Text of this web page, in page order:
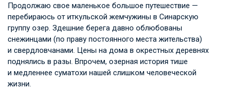
Продолжаю свое маленькое большое путешествие —
перебираюсь от иткульской жемчужины в Синарскую
группу озер. Здешние берега давно облюбованы
снежинцами (по праву постоянного места жительства)
и свердловчанами. Цены на дома в окрестных деревнях
поднялись в разы. Впрочем, озерная история тише
и медленнее суматохи нашей слишком человеческой
жизни.